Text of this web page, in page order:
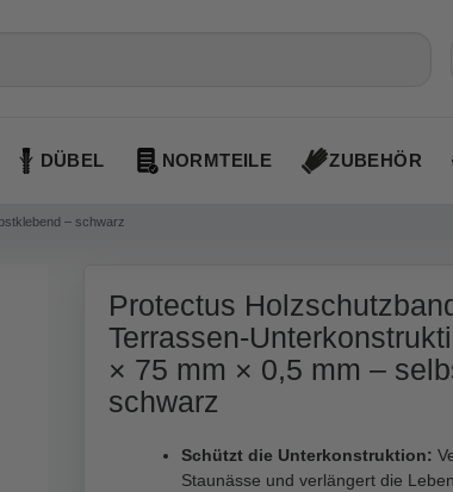
DÜBEL NORMTEILE ZUBEHÖR
– schwarz
Protectus
Terrassen-
× 75 mm × 0,5 mm –
schwarz
Schützt die Unterkonstruktion:
Staunässe und verlängert die